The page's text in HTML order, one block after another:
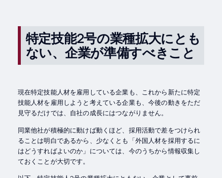
特定技能2号の業種拡大にとも
ない、企業が準備すべきこと
現在特定技能人材を雇用している企業も、これから新たに特定
技能人材を雇用しようと考えている企業も、今後の動きをただ
見守るだけでは、自社の成長にはつながりません。
同業他社が積極的に動けば動くほど、採用活動で差をつけられ
ることは明白であるから、少なくとも「外国人材を採用するに
はどうすればよいのか」については、今のうちから情報収集し
ておくことが大切です。